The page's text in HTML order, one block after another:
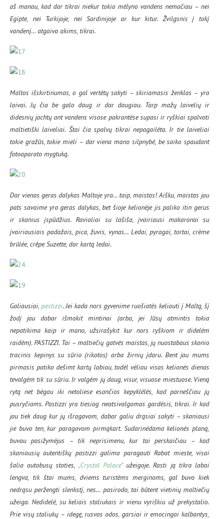
aš manau, kad dar tikrai niekur tokio mėlyno vandens nemačiau – nei
Egipte, nei Turkijoje, nei Sardinijoje ar kur kitur. Žvilgsnis į tokį
vandenį… atgaiva akims, tikrai.
Maltos išskirtinumas, o gal vertėtų sakyti – skiriamasis ženklas – yra
laivai. Jų čia be galo daug ir dar daugiau. Tarp mažų laivelių ir
didesnių jachtų ant vandens visose pakrantėse supasi ir ryškiai spalvoti
maltietiški laiveliai. Štai čia spalvų tikrai nepagailėta. Ir tie laiveliai
tokie gražūs, tokie mieli – dar viena mano silpnybė, be saiko spaudant
fotoaparato mygtuką.
Dar vienas geras dalykas Maltoje yra… taip, maistas! Aišku, maistas jau
pats savaime yra geras dalykas, bet šioje kelionėje jis paliko itin gerus
ir skanius įspūdžius. Ravioliai su lašiša, įvairiausi makaronai su
įvairiausiais padažais, pica, žuvis, vynas… Ledai, pyragai, tortai, crème
brûlée, crêpe Suzette, dar kartą ledai.
Galiausiai, pastizzi. Jei kada nors gyvenime ruošiatės keliauti į Maltą, šį
žodį jau dabar išmokit mintinai (arba, jei Jūsų atmintis tokia
nepatikima kaip ir mano, užsirašykit kur nors ryškiom ir didelėm
raidėm). PASTIZZI. Tai – maltiečių gatvės maistas, jų nuostabaus skonio
tracinis kepinys su sūrio (rikotos) arba žirnių įdaru. Bent jau mums
pirmasis patiko dešimt kartų labiau, todėl vėliau visas kelionės dienas
tevalgėm tik su sūriu. Ir valgėm jų daug, visur, visuose miestuose. Vieną
rytą net bėgau iki netoliese esančios kepyklėlės, kad parneščiau jų
pusryčiams. Pastizzi yra tiesiog neatsivalgomas gardėsis, tikrai. Ir kad
jau tiek daug kur jų išragavom, dabar galiu drąsiai sakyti – skaniausi
jie buvo ten, kur paragavom pirmąkart. Sudarinėdama kelionės planą,
buvau pasižymėjus – tik neprisimenu, kur tai perskaičiau – kad
skaniausių autentiškų pastizzi galima paragauti Rabat mieste, visai
šalia autobusų stoties, „Crystal Palace”užeigoje. Rasti ją tikra labai
lengva, tik štai mums, dviems turistėms merginoms, gal buvo kiek
nedrąsu peržengti slenkstį, nes… pasirodo, tai būtent vietinių maltiečių
užeiga. Nedidelė, su keliais staliukais ir vienu vyriškiu už prekystalio.
Prie visų staliukų – idegę, rusvos odos, garsiai ir emocingai kalbantys,